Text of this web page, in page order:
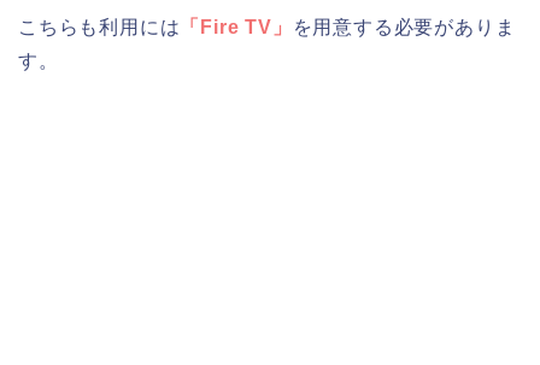
こちらも利用には 「Fire TV」
を用意する必要がありま
す。